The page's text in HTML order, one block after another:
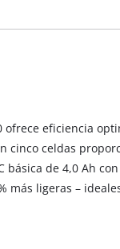
ofrece eficiencia
cinco celdas
de 4,0 Ah
más ligeras –